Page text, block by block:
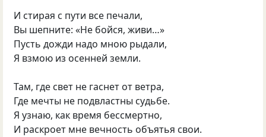
И стирая с пути все печали,
Вы шепните: «Не бойся, живи…»
Пусть дожди надо мною рыдали,
Я взмою из осенней земли.
Там, где свет не гаснет от ветра,
Где мечты не подвластны судьбе.
Я узнаю, как время бессмертно,
И раскроет мне вечность объятья свои.